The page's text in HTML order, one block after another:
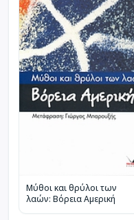
Μύθοι και θρύλοι των
λαών: Βόρεια Αμερική